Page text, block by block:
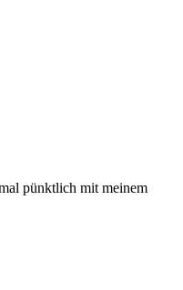
pünktlich mit meinem